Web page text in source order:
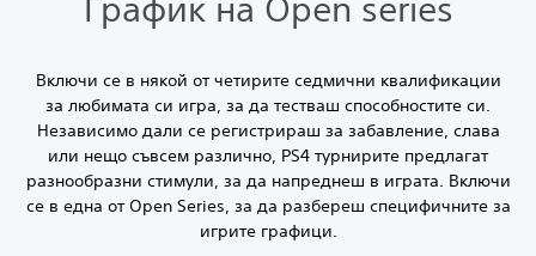
График на Open series
Включи се в някой от четирите седмични квалификации
за любимата си игра, за да тестваш способностите си.
Независимо дали се регистрираш за забавление, слава
или нещо съвсем различно, PS4 турнирите предлагат
разнообразни стимули, за да напреднеш в играта. Включи
се в една от Open Series, за да разбереш специфичните за
игрите графици.